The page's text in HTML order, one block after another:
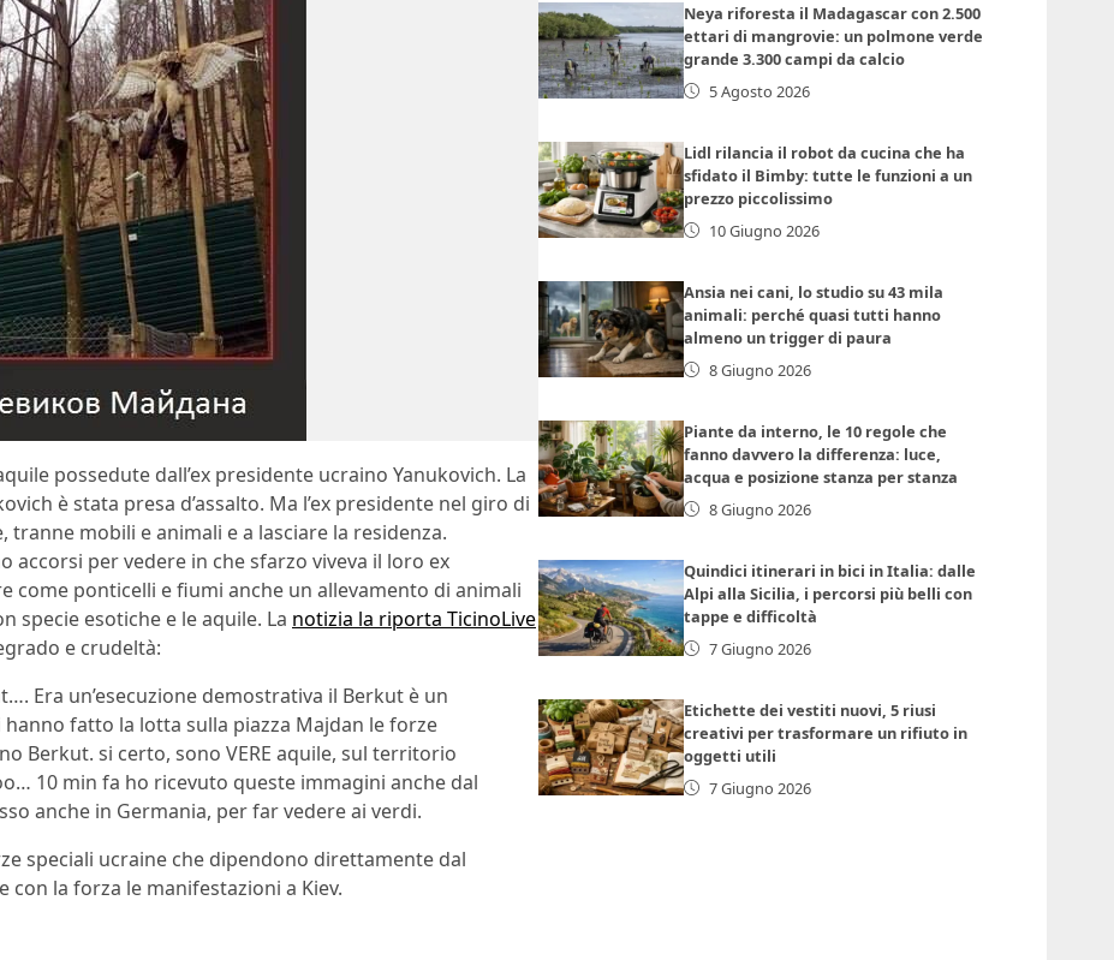
possedute dall’ex presidente ucraino Yanukovich. La
è stata presa d’assalto. Ma l’ex presidente nel giro di
mobili e animali e a lasciare la residenza.
accorsi per vedere in che sfarzo viveva il loro ex
ponticelli e fiumi anche un allevamento di animali
specie esotiche e le aquile. La notizia la riporta TicinoLive
e crudeltà:
Era un’esecuzione demostrativa il Berkut è un
fatto la lotta sulla piazza Majdan le forze
Berkut. si certo, sono VERE aquile, sul territorio
10 min fa ho ricevuto queste immagini anche dal
anche in Germania, per far vedere ai verdi.
speciali ucraine che dipendono direttamente dal
la forza le manifestazioni a Kiev.
Neya riforesta il Madagascar con 2.500
ettari di mangrovie: un polmone verde
grande 3.300 campi da calcio
5 Agosto 2026
Lidl rilancia il robot da cucina che ha
sfidato il Bimby: tutte le funzioni a un
prezzo piccolissimo
10 Giugno 2026
Ansia nei cani, lo studio su 43 mila
animali: perché quasi tutti hanno
almeno un trigger di paura
8 Giugno 2026
Piante da interno, le 10 regole che
fanno davvero la differenza: luce,
acqua e posizione stanza per stanza
8 Giugno 2026
Quindici itinerari in bici in Italia: dalle
Alpi alla Sicilia, i percorsi più belli con
tappe e difficoltà
7 Giugno 2026
Etichette dei vestiti nuovi, 5 riusi
creativi per trasformare un rifiuto in
oggetti utili
7 Giugno 2026